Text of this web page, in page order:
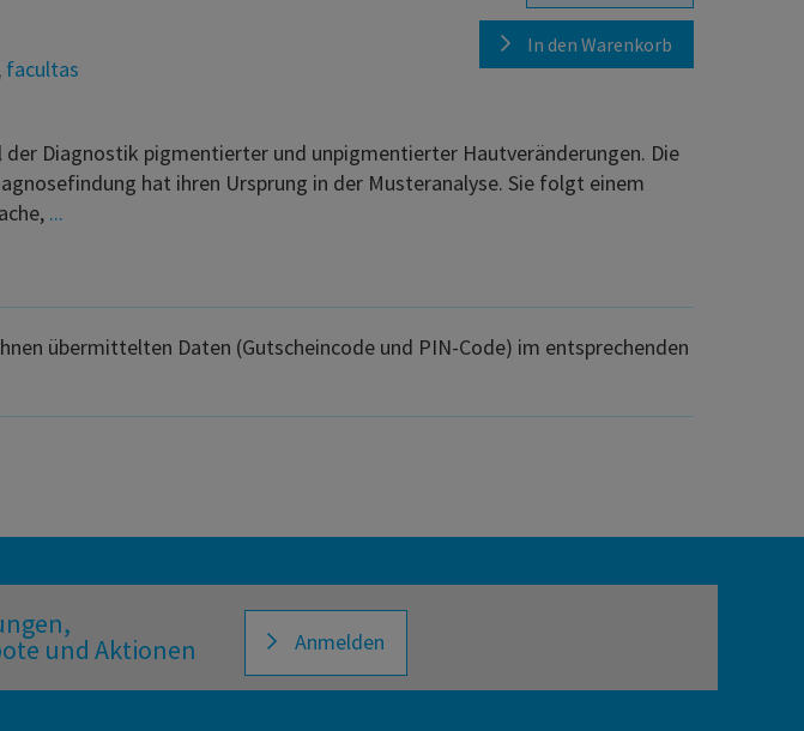
In den Warenkorb
facultas
Diagnostik pigmentierter und unpigmentierter Hautveränderungen. Die
hat ihren Ursprung in der Musteranalyse. Sie folgt einem
...
übermittelten Daten (Gutscheincode und PIN-Code) im entsprechenden
und Aktionen Anmelden